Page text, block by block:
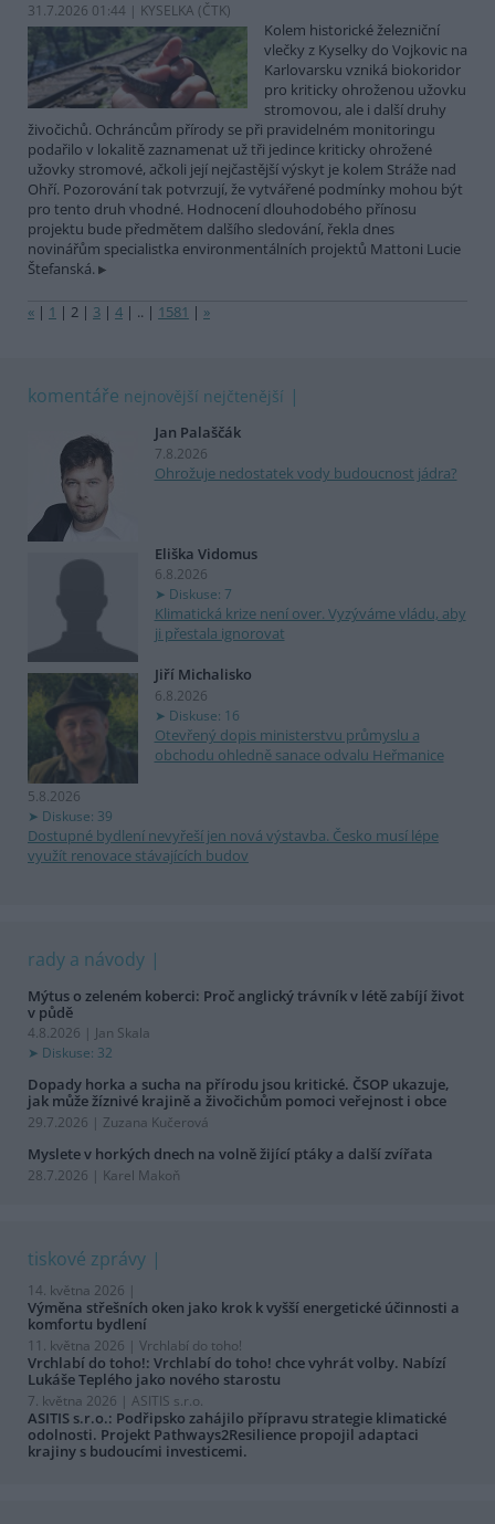
31.7.2026 01:44 | KYSELKA (ČTK)
Kolem historické železniční
vlečky z Kyselky do Vojkovic na
Karlovarsku vzniká biokoridor
pro kriticky ohroženou užovku
stromovou, ale i další druhy
živočichů. Ochráncům přírody se při pravidelném monitoringu
podařilo v lokalitě zaznamenat už tři jedince kriticky ohrožené
užovky stromové, ačkoli její nejčastější výskyt je kolem Stráže nad
Ohří. Pozorování tak potvrzují, že vytvářené podmínky mohou být
pro tento druh vhodné. Hodnocení dlouhodobého přínosu
projektu bude předmětem dalšího sledování, řekla dnes
novinářům specialistka environmentálních projektů Mattoni Lucie
Štefanská.
« | 1 | 2 | 3 | 4 | .. | 1581 | »
komentáře nejnovější nejčtenější
Jan Palaščák
7.8.2026
Ohrožuje nedostatek vody budoucnost jádra?
Eliška Vidomus
6.8.2026
Diskuse: 7
Klimatická krize není over. Vyzýváme vládu, aby
ji přestala ignorovat
Jiří Michalisko
6.8.2026
Diskuse: 16
Otevřený dopis ministerstvu průmyslu a
obchodu ohledně sanace odvalu Heřmanice
5.8.2026
Diskuse: 39
Dostupné bydlení nevyřeší jen nová výstavba. Česko musí lépe
využít renovace stávajících budov
rady a návody
Mýtus o zeleném koberci: Proč anglický trávník v létě zabíjí život
v půdě
4.8.2026 | Jan Skala
Diskuse: 32
Dopady horka a sucha na přírodu jsou kritické. ČSOP ukazuje,
jak může žíznivé krajině a živočichům pomoci veřejnost i obce
29.7.2026 | Zuzana Kučerová
Myslete v horkých dnech na volně žijící ptáky a další zvířata
28.7.2026 | Karel Makoň
tiskové zprávy
14. května 2026 |
Výměna střešních oken jako krok k vyšší energetické účinnosti a
komfortu bydlení
11. května 2026 | Vrchlabí do toho!
Vrchlabí do toho!: Vrchlabí do toho! chce vyhrát volby. Nabízí
Lukáše Teplého jako nového starostu
7. května 2026 | ASITIS s.r.o.
ASITIS s.r.o.: Podřipsko zahájilo přípravu strategie klimatické
odolnosti. Projekt Pathways2Resilience propojil adaptaci
krajiny s budoucími investicemi.